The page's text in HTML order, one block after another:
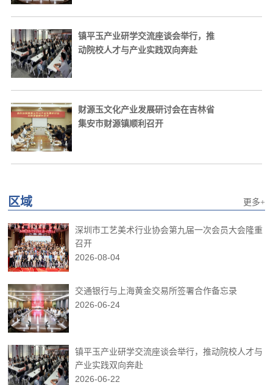
镇平玉产业研学交流座谈会举行，推
动院校人才与产业实践双向奔赴
财源玉文化产业发展研讨会在吉林省
集安市财源镇顺利召开
区域 更多+
深圳市工艺美术行业协会第九届一次会员大会隆重
召开
2026-08-04
交通银行与上海黄金交易所签署合作备忘录
2026-06-24
镇平玉产业研学交流座谈会举行，推动院校人才与
产业实践双向奔赴
2026-06-22